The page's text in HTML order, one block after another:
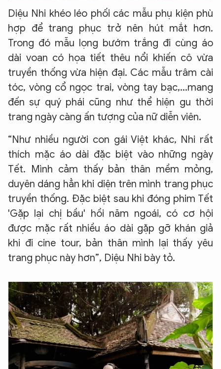
Diệu Nhi khéo léo phối các mẫu phụ kiện phù
hợp để trang phục trở nên hút mắt hơn.
Trong đó mẫu lọng bướm trắng đi cùng áo
dài voan có họa tiết thêu nổi khiến cô vừa
truyền thống vừa hiện đại. Các mẫu trâm cài
tóc, vòng cổ ngọc trai, vòng tay bạc,...mang
đến sự quý phái cũng như thể hiện gu thời
trang ngày càng ấn tượng của nữ diễn viên.
“Như nhiều người con gái Việt khác, Nhi rất
thích mặc áo dài đặc biệt vào những ngày
Tết. Mình cảm thấy bản thân mềm mỏng,
duyên dáng hẳn khi diện trên mình trang phục
truyền thống. Đặc biệt sau khi đóng phim Tết
'Gặp lại chị bầu' hồi năm ngoái, có cơ hội
được mặc rất nhiều áo dài gặp gỡ khán giả
khi đi cine tour, bản thân mình lại thấy yêu
trang phục này hơn”, Diệu Nhi bày tỏ.